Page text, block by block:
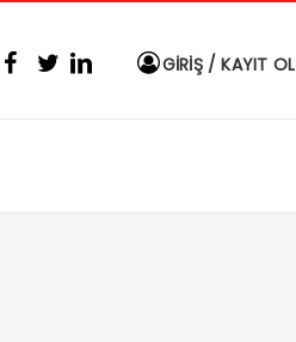
GİRİŞ / KAYIT OL